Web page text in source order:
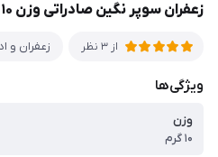
زعفران سوپر نگین صادراتی وزن ۱۰ گرم
از 3 نظر زعفران و
ویژگی‌ها
وزن
۱۰ گرم